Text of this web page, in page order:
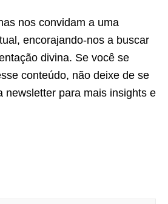
nos convidam a uma
encorajando-nos a buscar
divina. Se você se
conteúdo, não deixe de se
newsletter para mais insights e